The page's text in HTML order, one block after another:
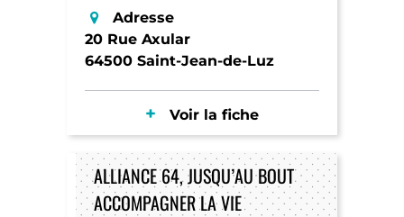
Adresse
20 Rue Axular
64500 Saint-Jean-de-Luz
Voir la fiche
ALLIANCE 64, JUSQU’AU BOUT
ACCOMPAGNER LA VIE